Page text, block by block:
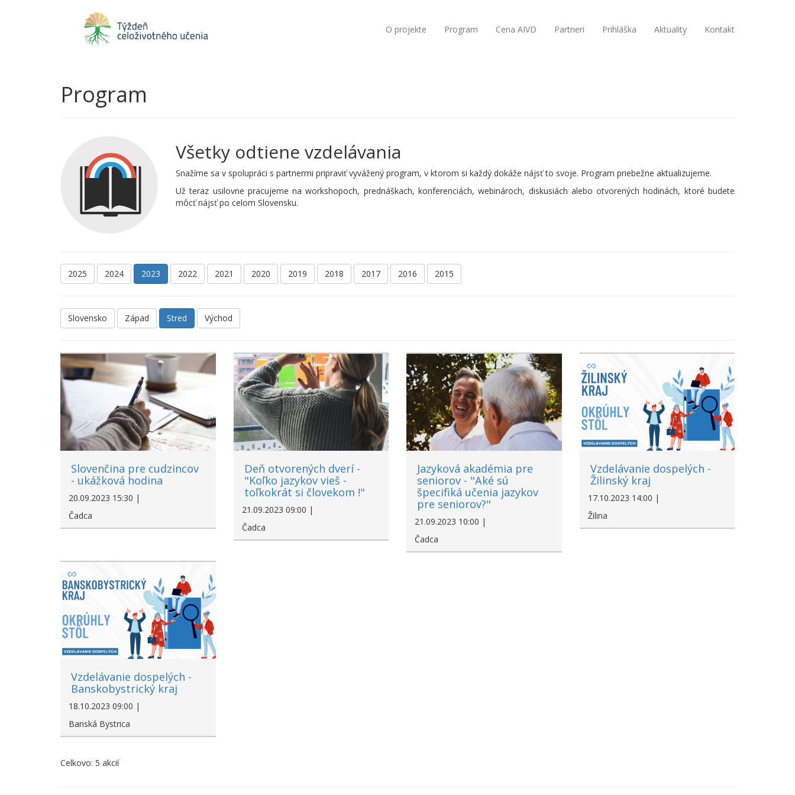
O projekte Program Cena AIVD Partneri Prihláška Aktuality Kontakt
Program
Všetky odtiene vzdelávania
Snažíme sa v spolupráci s partnermi pripraviť vyvážený program, v ktorom si každý dokáže nájsť to svoje. Program priebežne aktualizujeme.
Už teraz usilovne pracujeme na workshopoch, prednáškach, konferenciách, webinároch, diskusiách alebo otvorených hodinách, ktoré budete
môcť nájsť po celom Slovensku.
2025 2024 2023 2022 2021 2020 2019 2018 2017 2016 2015
Slovensko Západ Stred Východ
Slovenčina pre cudzincov
- ukážková hodina
20.09.2023 15:30 |
Čadca
Deň otvorených dverí -
"Koľko jazykov vieš -
toľkokrát si človekom !"
21.09.2023 09:00 |
Čadca
Jazyková akadémia pre
seniorov - "Aké sú
špecifiká učenia jazykov
pre seniorov?"
21.09.2023 10:00 |
Čadca
Vzdelávanie dospelých -
Žilinský kraj
17.10.2023 14:00 |
Žilina
Vzdelávanie dospelých -
Banskobystrický kraj
18.10.2023 09:00 |
Banská Bystrica
Celkovo: 5 akcií